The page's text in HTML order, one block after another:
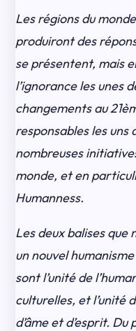
Les régions du
produiront des
se présentent, mais
l’ignorance les unes
changements au
responsables les uns
nombreuses
monde, et en
Humanness.
Les deux balises que
un nouvel
sont l’unité de
culturelles, et l’unité
d’âme et d’esprit.